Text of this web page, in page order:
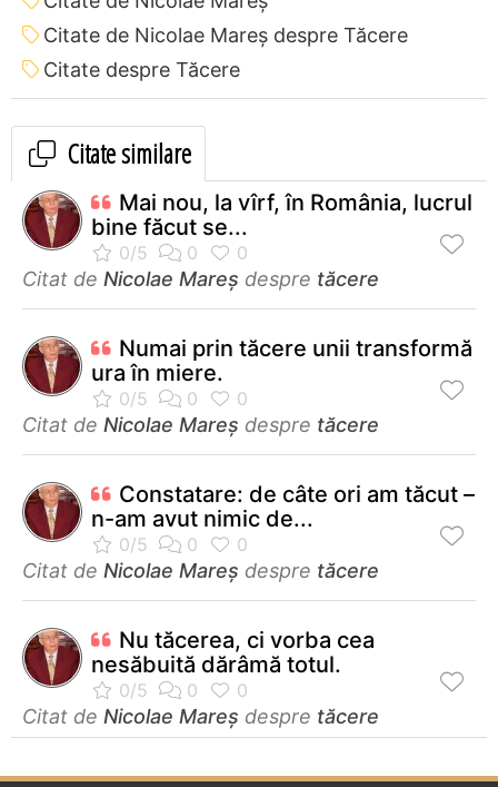
Citate de Nicolae Mareș despre Tăcere
Citate despre Tăcere
Citate similare
Mai nou, la vîrf, în România, lucrul
bine făcut se...
Citat de Nicolae Mareș despre tăcere
Numai prin tăcere unii transformă
ura în miere.
Citat de Nicolae Mareș despre tăcere
Constatare: de câte ori am tăcut –
n-am avut nimic de...
Citat de Nicolae Mareș despre tăcere
Nu tăcerea, ci vorba cea
nesăbuită dărâmă totul.
Citat de Nicolae Mareș despre tăcere